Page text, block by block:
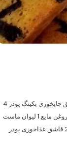
کیک تخته ای دو رنگ با توستر مواد لازم 2 لیوان آرد 2 قاشق چایخوری بکینگ پودر 4
عدد تخم مرغ 1 لیوان شکر 1 قاشق چایخوری وانیل 1 لیوان روغن مایع 1 لیوان ماست
یا شیر 1 قاشق غذاخوری رنده پوست پرتقال(قابل حذف) 2 قاشق غذاخوری پودر